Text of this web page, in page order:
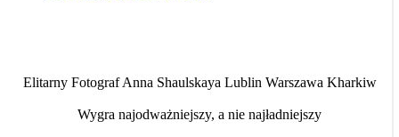
Elitarny Fotograf Anna Shaulskaya Lublin Warszawa Kharkiw
Wygra najodważniejszy, a nie najładniejszy